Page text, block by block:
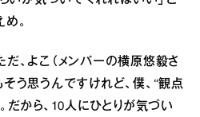
。
だ、よこ（メンバーの横原悠毅さ
う思うんですけれど、僕、“観点
だから、10人にひとりが気づい